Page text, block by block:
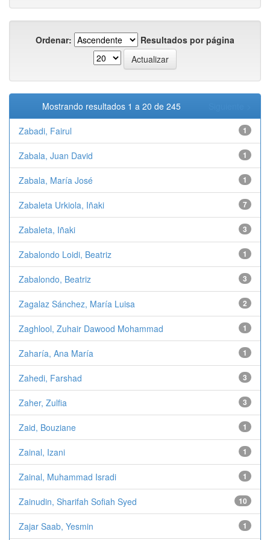
Ordenar: Resultados por página
Mostrando resultados 1 a 20 de 245
Zabadi, Fairul 1
Zabala, Juan David 1
Zabala, María José 1
Zabaleta Urkiola, Iñaki 7
Zabaleta, Iñaki 3
Zabalondo Loidi, Beatriz 1
Zabalondo, Beatriz 3
Zagalaz Sánchez, María Luisa 2
Zaghlool, Zuhair Dawood Mohammad 1
Zaharía, Ana María 1
Zahedi, Farshad 3
Zaher, Zulfia 3
Zaid, Bouziane 1
Zainal, Izani 1
Zainal, Muhammad Isradi 1
Zainudin, Sharifah Sofiah Syed 10
Zajar Saab, Yesmin 1